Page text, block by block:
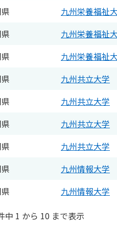
九州栄養福祉
九州栄養福祉
九州栄養福祉
九州共立大学
九州共立大学
九州共立大学
九州共立大学
九州情報大学
九州情報大学
中 1 から 10 まで表示